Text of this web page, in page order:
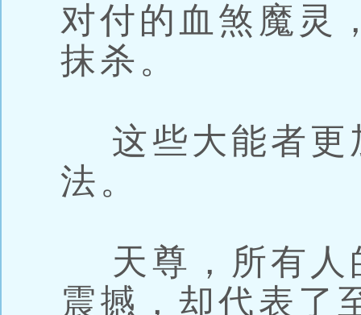
对付的血煞魔灵
抹杀。
这些大能者更
法。
天尊，所有人
震撼，却代表了